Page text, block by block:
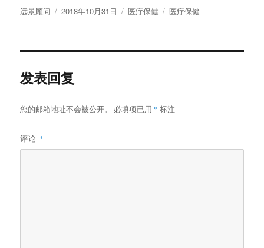
作
远景顾问
发
2018年10月31日
分
医疗保健
标
医疗保健
发表回复
您的邮箱地址不会被公开。 必填项已用 * 标注
评论 *